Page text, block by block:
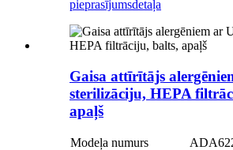
pieprasījumsdetaļa
Gaisa attīrītājs
sterilizāciju, HEPA
apaļš
Modeļa numurs